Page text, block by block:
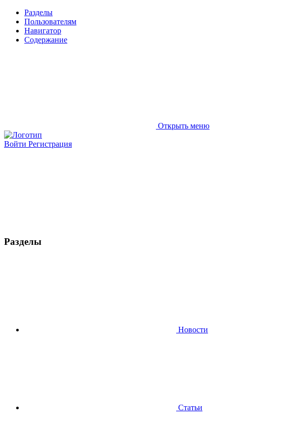
Разделы
Пользователям
Навигатор
Содержание
Открыть меню
Войти Регистрация
Разделы
Новости
Статьи